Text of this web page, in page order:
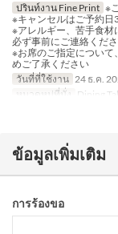
ปรินท์งาน Fine Print ※
※キャンセルはご予約
※アレルギー、苦手食材
必ず事前にご連絡くだ
※お席のご指定について
めご了承ください
วันที่ที่ใช้งาน 24 ธ.ค.
หมวดหมู่ที่นั่ง
Dining
ข้อมูลเพิ่มเติม
การร้องขอ